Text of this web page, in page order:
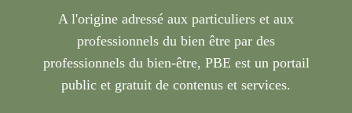
A l'origine adressé aux particuliers et aux
professionnels du bien être par des
professionnels du bien-être, PBE est un portail
public et gratuit de contenus et services.